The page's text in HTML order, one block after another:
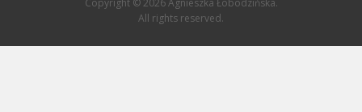
All rights reserved.